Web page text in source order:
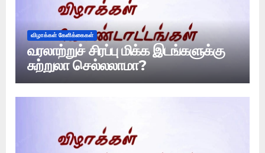
விழாக்கள் கேளிக்கைகள்
வரலாற்றுச் சிரப்பு மிக்க இடங்களுக்கு
சுற்றுலா செல்லலாமா?